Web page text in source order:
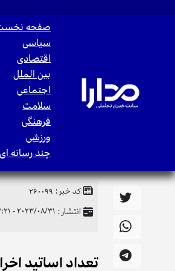
صفحه
سیاسی
اقتصادی
بین الملل
اجتماعی
سلامت
فرهنگی
ورزشی
چند رسانه ای
کد خبر : 260099
انتشار : 2023/08/31 - 13:21
تعداد اساتید